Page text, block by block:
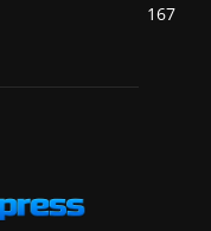
167